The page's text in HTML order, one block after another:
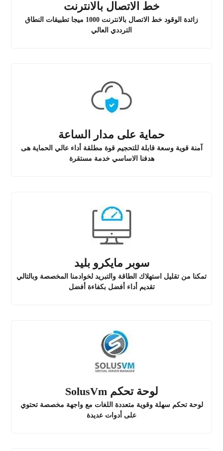
خط الاتصال بالانترنت
زائدة الوقود خط الاتصال بالانترنت 1000 ميجا تطبيقات النطاق
الترددي العالي
حماية على مدار الساعة
آمنة قوية وسعة قابلة للتحجيم قوة مطلقة أداء عالي الحماية هى
هدفنا الاساسي خدمة مستقرة
سوبر مايكرو بليد
تمكنا من تقليل استهلاك الطاقة والتبريد لخوادمنا المخصصة وبالتالي
تقديم أداء أفضل بكفاءة أفضل
لوحة تحكم SolusVm
لوحة تحكم سهلة وقوية متعددة اللغات مع واجهة مخصصة تحتوي
على أدوات عديدة